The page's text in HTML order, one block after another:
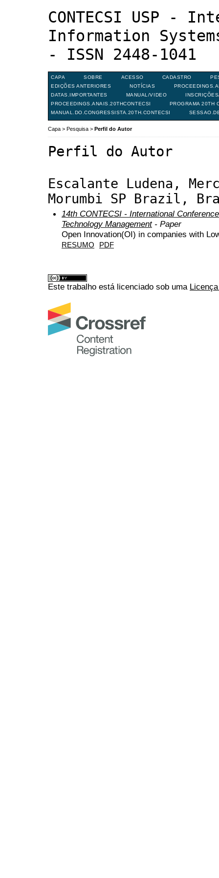
CONTECSI USP -
Information
- ISSN 2448-1041
CAPA SOBRE ACESSO CADASTRO
EDIÇÕES ANTERIORES
NOTÍCIAS
DATAS.IMPORTANTES
MANUAL/VIDEO
PROCEEDINGS.ANAIS.20THCONTECSI
PROGRAMA 20TH
MANUAL.DO.CONGRESSISTA.20TH.CONTECSI
Capa > Pesquisa > Perfil do Autor
Perfil do Autor
Escalante Ludena,
Morumbi SP Brazil,
14th CONTECSI - International
Technology Management- Paper
Open Innovation(OI) in companies with
RESUMO PDF
Este trabalho está licenciado sob uma